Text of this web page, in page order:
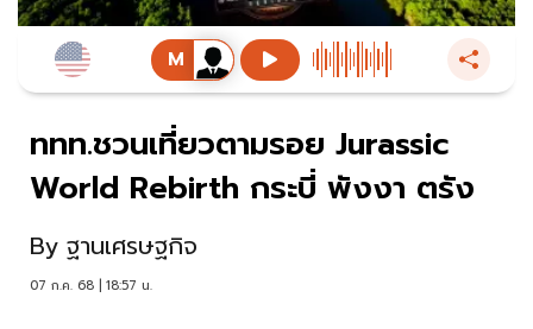
ททท.ชวนเที่ยวตามรอย Jurassic
World Rebirth กระบี่ พังงา ตรัง
By ฐานเศรษฐกิจ
07 ก.ค. 68 | 18:57 น.